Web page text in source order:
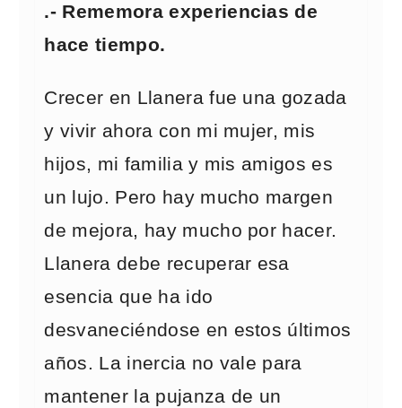
.- Rememora experiencias de
hace tiempo.
Crecer en Llanera fue una gozada
y vivir ahora con mi mujer, mis
hijos, mi familia y mis amigos es
un lujo. Pero hay mucho margen
de mejora, hay mucho por hacer.
Llanera debe recuperar esa
esencia que ha ido
desvaneciéndose en estos últimos
años. La inercia no vale para
mantener la pujanza de un